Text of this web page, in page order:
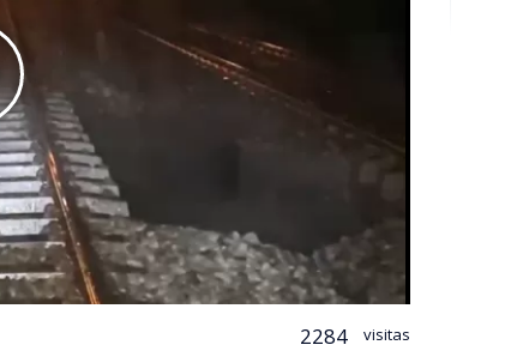
2284 visitas